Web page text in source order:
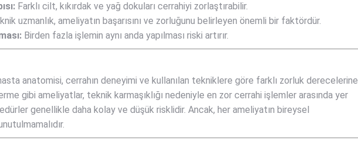
Farklı cilt, kıkırdak ve yağ dokuları cerrahiyi zorlaştırabilir.
uzmanlık, ameliyatın başarısını ve zorluğunu belirleyen önemli bir faktördür.
Birden fazla işlemin aynı anda yapılması riski artırır.
anatomisi, cerrahın deneyimi ve kullanılan tekniklere göre farklı zorluk derecelerine
gibi ameliyatlar, teknik karmaşıklığı nedeniyle en zor cerrahi işlemler arasında yer
genellikle daha kolay ve düşük risklidir. Ancak, her ameliyatın bireysel